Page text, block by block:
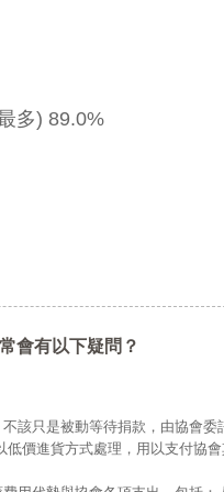
多) 89.0%
會有以下疑問？
該只是被動等待捐款，由協會
價進貨方式處理，用以支付協會